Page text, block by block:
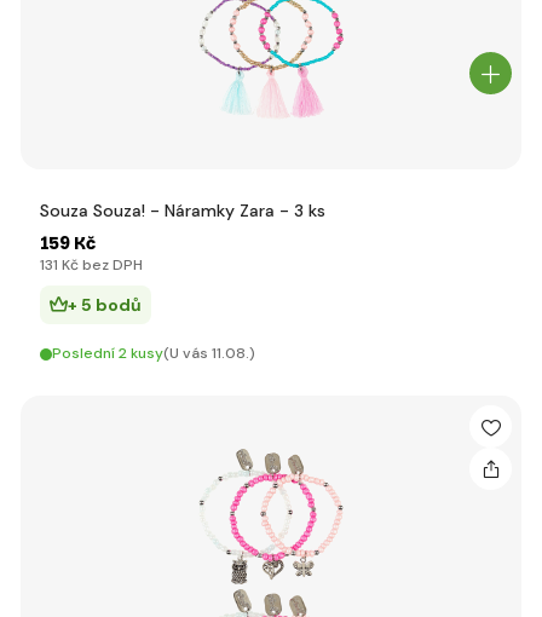
Souza Souza! - Náramky Zara - 3 ks
159 Kč
131 Kč bez DPH
+ 5 bodů
Poslední 2 kusy(U vás 11.08.)